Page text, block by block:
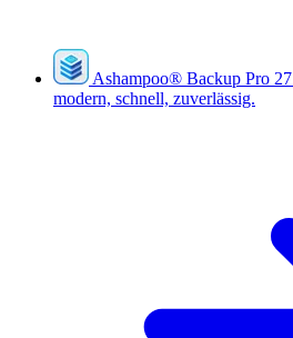
Ashampoo® Backup Pro 27
modern, schnell, zuverlässig.